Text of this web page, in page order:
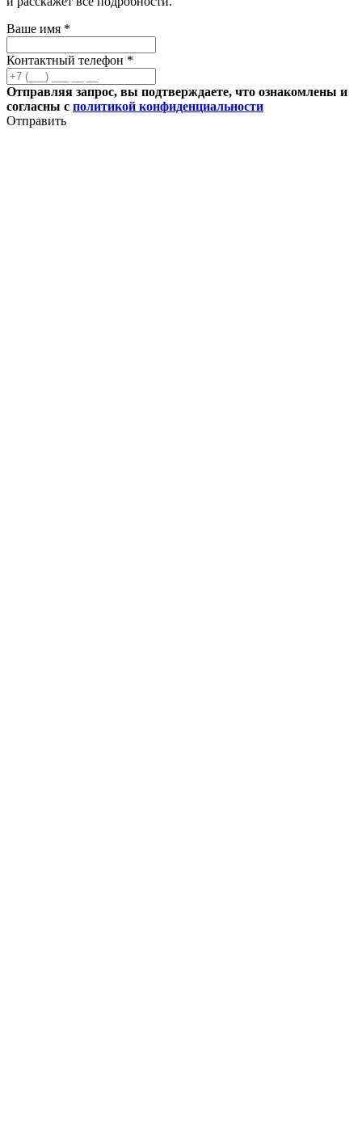
Ваше имя *
Контактный телефон *
Отправляя запрос, вы подтверждаете, что ознакомлены и
согласны с политикой конфиденциальности
Отправить